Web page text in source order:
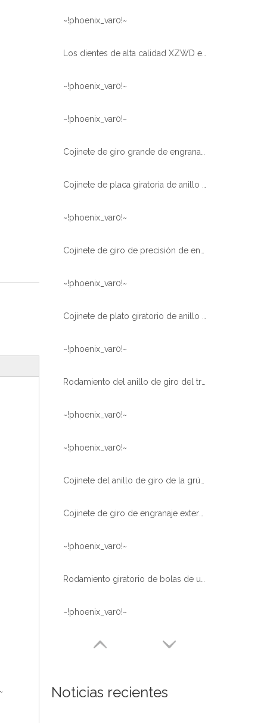
~!phoenix_var0!~
~!phoenix_var0!~
~!phoenix_var0!~
~!phoenix_var0!~
~!phoenix_var0!~
~!phoenix_var0!~
~!phoenix_var0!~
~!phoenix_var0!~
~!phoenix_var0!~
~!phoenix_var0!~
Noticias recientes